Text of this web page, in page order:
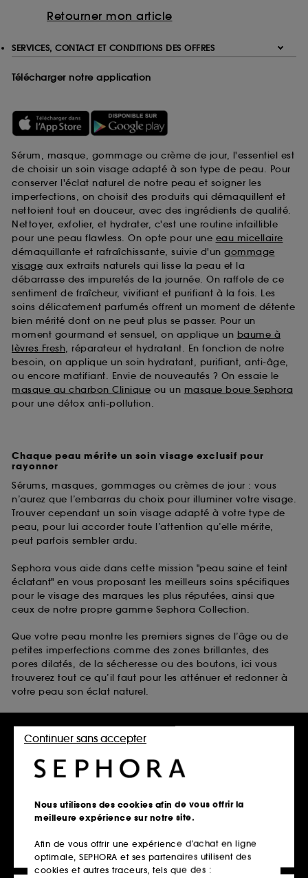
Retourner mon article
SERVICES, CONTACT ET CONDITIONS DES OFFRES
Télécharger notre application
Sérum, masque, gommage ou crème de jour, l'essentiel est
de choisir un soin visage adapté à son type de peau. Pour
conserver l'éclat naturel de notre peau et soigner les
imperfections, on choisit des produits qui démaquillent et
nettoient tout en douceur, avec des ingrédients de qualité.
Nettoyer, exfolier, et hydrater, c'est une routine infaillible
pour une peau flawless. On opte pour une eau micellaire
démaquillante et rafraîchissante, suivie d'un gommage
visage aux extraits naturels qui lisse la peau et la
débarrasse des impuretés de la journée. On raffole de ce
sentiment de fraîcheur, vivifiant et purifiant à la fois. Les
soins délicatement parfumés offrent un moment de détente
bien mérité dont on ne peut plus se passer. Pour un
moment gourmand et sensuel, on applique un baume à
lèvres Fresh, réparateur et hydratant. En fonction de notre
besoin, on applique un soin hydratant, purifiant, anti-âge,
ou encore matifiant. Envie de nouveautés ? On essaie le
masque au charbon Clinique ou un masque boue Sephora
pour une détox anti-pollution.
Chaque peau mérite un soin visage exclusif pour
rayonner
Sérums, masques, gommages ou crèmes de jour : vous
n’aurez que l’embarras du choix pour illuminer votre visage.
Trouver cependant un soin visage adapté à votre type de
peau, pour lui accorder toute l’attention qu’elle mérite,
peut parfois sembler ardu.
Sephora vous aide dans cette mission "peau saine et teint
éclatant" en vous proposant les meilleurs soins spécifiques
pour le visage des marques les plus réputées, ainsi que
ceux de notre propre gamme Sephora Collection.
Que votre peau montre les premiers signes de l’âge ou de
petites imperfections comme des zones brillantes, des
pores dilatés, de la sécheresse ou des boutons, ici vous
trouverez tout ce qu’il faut pour les atténuer et redonner à
votre peau son éclat naturel.
les soins anti-taches visage anti-âge de Clarins
les soins pour peaux grasses de The Inkey List
les soins pour peaux sèches de belif
Disponibles avec bien d’autres soins pour la peau du
visage dans notre vitrine en ligne scintillante.
Nous utilisons des cookies afin de vous offrir la
meilleure expérience sur notre site.
Afin de vous offrir une expérience d’achat en ligne
optimale, SEPHORA et ses partenaires utilisent des
cookies et autres traceurs, tels que des :
Continuer sans accepter